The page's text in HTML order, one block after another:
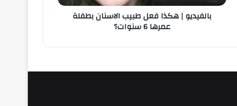
|
ا
بالفيديو | هكذا فعل طبيب الاسنان بطفلة
عمرها 6 سنوات؟